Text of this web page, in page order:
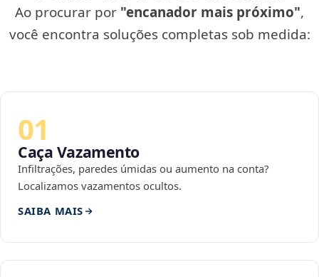
Ao procurar por "encanador mais próximo",
você encontra soluções completas sob medida:
01
Caça Vazamento
Infiltrações, paredes úmidas ou aumento na conta?
Localizamos vazamentos ocultos.
SAIBA MAIS